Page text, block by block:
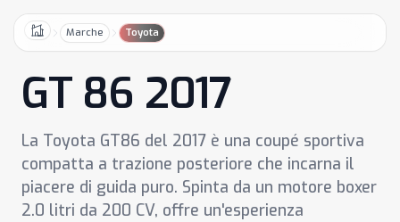
HomeMarche Toyota
GT 86 2017
La Toyota GT86 del 2017 è una coupé sportiva
compatta a trazione posteriore che incarna il
piacere di guida puro. Spinta da un motore boxer
2.0 litri da 200 CV, offre un'esperienza